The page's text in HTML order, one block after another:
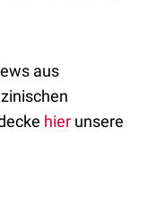
aus
hier unsere